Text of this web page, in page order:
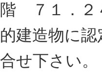
階 ７１．２
的建造物に
合せ下さい。